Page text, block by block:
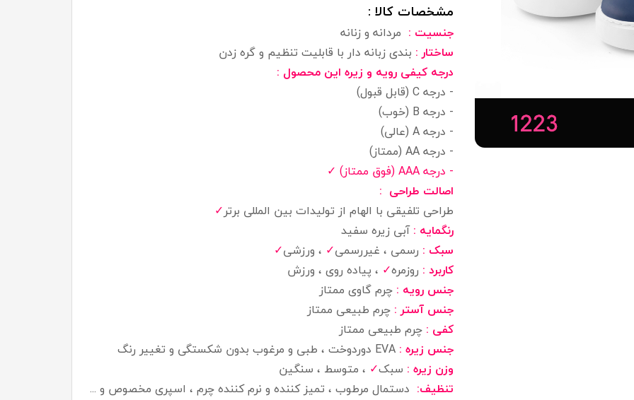
مشخصات کالا :
جنسیت : مردانه و زنانه
ساختار : بندی زبانه دار با قابلیت تنظیم و گره زدن
درجه کیفی رویه و زیره این محصول :
- درجه C (قابل قبول)
- درجه B (خوب)
- درجه A (عالی)
- درجه AA (ممتاز)
- درجه AAA (فوق ممتاز) ✓
اصالت طراحی :
طراحی تلفیقی با الهام از تولیدات بین المللی برتر ✓
رنگمایه :آبی زیره سفید
سبک : رسمی ، غیررسمی✓ ، ورزشی✓
کاربرد : روزمره✓ ، پیاده روی ، ورزش
جنس رویه : چرم گاوی ممتاز
جنس آستر : چرم طبیعی ممتاز
کفی : چرم طبیعی ممتاز
جنس زیره :
وزن زیره : سبک✓ ، متوسط ، سنگین
تنظیف: دستمال مرطوب ، تمیز کننده و نرم کننده چرم ، اسپری مخصوص و ...